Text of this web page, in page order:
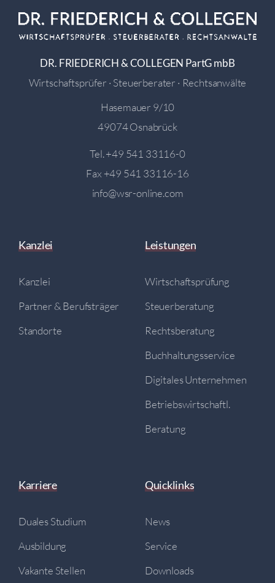
DR. FRIEDERICH & COLLEGEN PartG mbB
Wirtschaftsprüfer · Steuerberater · Rechtsanwälte
Hasemauer 9/10
49074 Osnabrück
Tel.+49 541 33116-0
Fax +49 541 33116-16
info@wsr-online.com
Kanzlei
Kanzlei
Partner & Berufsträger
Standorte
Leistungen
Wirtschaftsprüfung
Steuerberatung
Rechtsberatung
Buchhaltungsservice
Digitales Unternehmen
Betriebswirtschaftl.
Beratung
Karriere
Duales Studium
Ausbildung
Vakante Stellen
Quicklinks
News
Service
Downloads